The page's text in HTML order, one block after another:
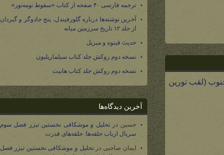
(لقب تورین
ترجمه فارسی ۴۰ صفحه از کتاب «سقوط نومه‌نور»
آخرین نوشته‌ها درباره گلورفیندل، پنج جادوگر و گیردان
از جلد ۱۲ تاریخ سرزمین میانه
حدیث فینوه و میریل
نسخه دوم روکش جلد کتاب سیلماریلیون
نسخه دوم روکش جلد کتاب هابیت
آخرین دیدگاه‌ها
حسین درتحلیل و موشکافی نخستین تیزر فصل سوم
سریال ارباب حلقه‌ها: حلقه‌های قدرت
ایمان صاحبی درتحلیل و موشکافی نخستین تیزر فصل